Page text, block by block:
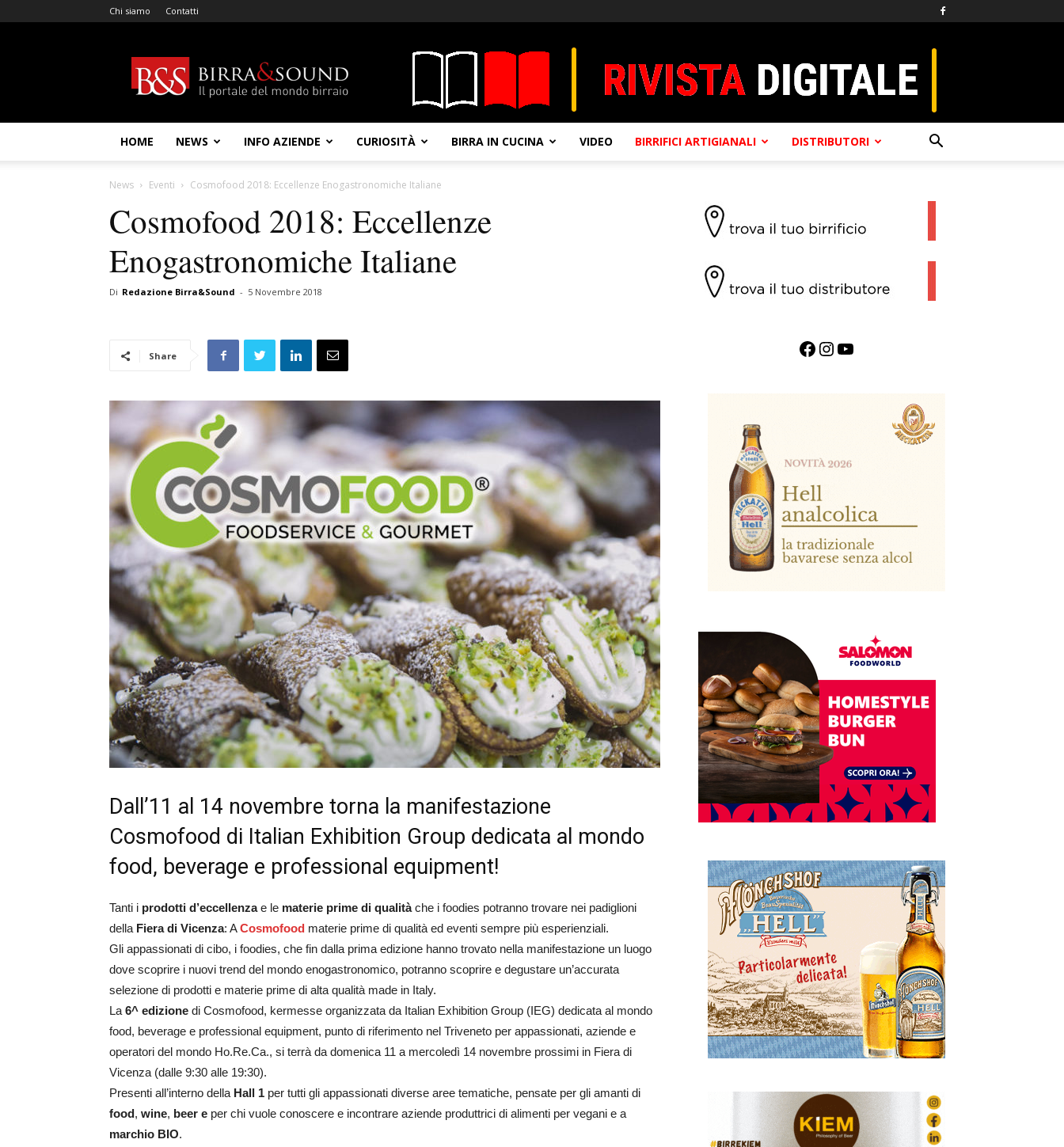
Chi siamo Contatti
&
Sound
HOME NEWS INFO AZIENDE CURIOSITÀ BIRRA IN CUCINA VIDEO BIRRIFICI ARTIGIANALI DISTRIBUTORI
News Eventi Cosmofood 2018: Eccellenze Enogastronomiche Italiane
Cosmofood 2018: Eccellenze
Enogastronomiche Italiane
Di Redazione Birra&Sound - 5 Novembre 2018
Share
Dall’11 al 14 novembre torna la manifestazione
Cosmofood di Italian Exhibition Group dedicata al mondo
food, beverage e professional equipment!
Tanti i prodotti d’eccellenzae le materie prime di qualitàche i foodies potranno trovare nei padiglioni
della Fiera di Vicenza: ACosmofood materie prime di qualità ed eventi sempre più esperienziali.
Gli appassionati di cibo, i foodies, che fin dalla prima edizione hanno trovato nella manifestazione un luogo
dove scoprire i nuovi trend del mondo enogastronomico, potranno scoprire e degustare un’accurata
selezione di prodotti e materie prime di alta qualità made in Italy.
La 6^ edizione di Cosmofood, kermesse organizzata da Italian Exhibition Group (IEG) dedicata al mondo
food, beverage e professional equipment, punto di riferimento nel Triveneto per appassionati, aziende e
operatori del mondo Ho.Re.Ca., si terrà da domenica 11 a mercoledì 14 novembre prossimi in Fiera di
Vicenza (dalle 9:30 alle 19:30).
Presenti all’interno della Hall 1 per tutti gli appassionati diverse aree tematiche, pensate per gli amanti di
food, wine, beer e per chi vuole conoscere e incontrare aziende produttrici di alimenti per vegani e a
marchio BIO.
Facebook InstagramYouTube